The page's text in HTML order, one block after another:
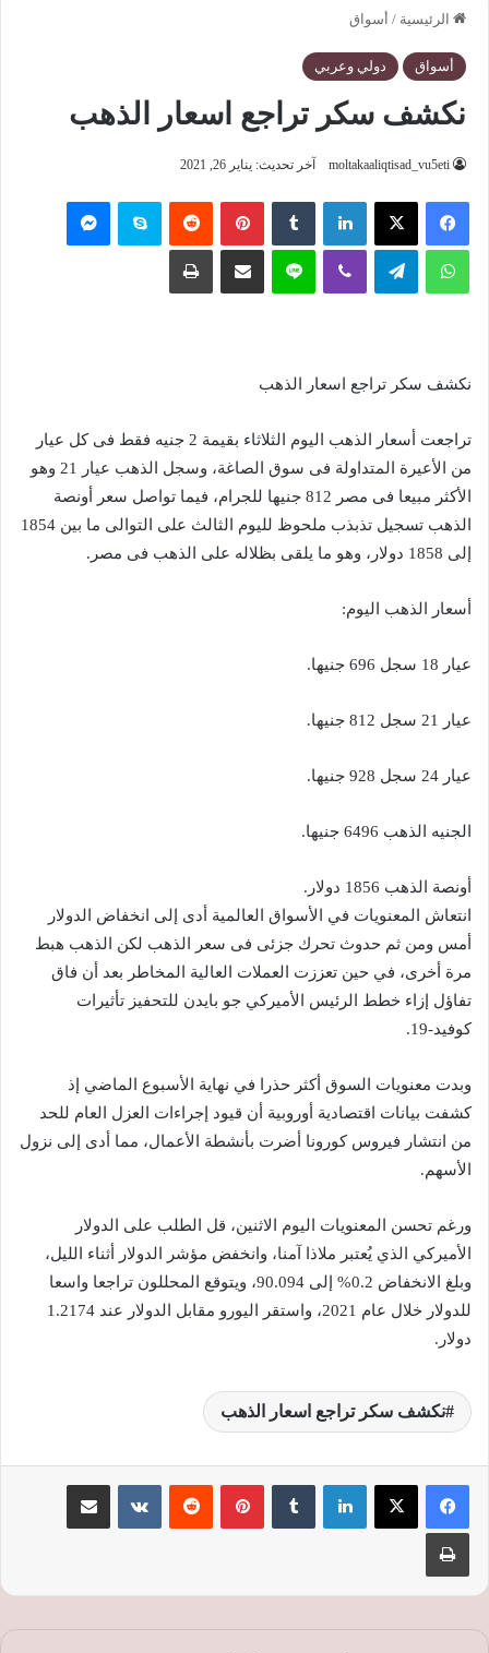
الرئيسية / أسواق
أسواق دولي وعربي
نكشف سكر تراجع اسعار الذهب
moltakaaliqtisad_vu5eti آخر تحديث: يناير 26, 2021
فيسبوك ‫X لينكدإن بينتيريست سكايب
واتساب تيلقرام لاين
نكشف سكر تراجع اسعار الذهب
تراجعت أسعار الذهب اليوم الثلاثاء بقيمة 2 جنيه فقط فى كل عيار
من الأعيرة المتداولة فى سوق الصاغة، وسجل الذهب عيار 21 وهو
الأكثر مبيعا فى مصر 812 جنيها للجرام، فيما تواصل سعر أونصة
الذهب تسجيل تذبذب ملحوظ لليوم الثالث على التوالى ما بين 1854
إلى 1858 دولار، وهو ما يلقى بظلاله على الذهب فى مصر.
أسعار الذهب اليوم:
عيار 18 سجل 696 جنيها.
عيار 21 سجل 812 جنيها.
عيار 24 سجل 928 جنيها.
الجنيه الذهب 6496 جنيها.
أونصة الذهب 1856 دولار.
انتعاش المعنويات في الأسواق العالمية أدى إلى انخفاض الدولار
أمس ومن ثم حدوث تحرك جزئى فى سعر الذهب لكن الذهب هبط
مرة أخرى، في حين تعززت العملات العالية المخاطر بعد أن فاق
تفاؤل إزاء خطط الرئيس الأميركي جو بايدن للتحفيز تأثيرات
كوفيد-19.
وبدت معنويات السوق أكثر حذرا في نهاية الأسبوع الماضي إذ
كشفت بيانات اقتصادية أوروبية أن قيود إجراءات العزل العام للحد
من انتشار فيروس كورونا أضرت بأنشطة الأعمال، مما أدى إلى نزول
الأسهم.
ورغم تحسن المعنويات اليوم الاثنين، قل الطلب على الدولار
الأميركي الذي يُعتبر ملاذا آمنا، وانخفض مؤشر الدولار أثناء الليل،
وبلغ الانخفاض 0.2% إلى 90.094، ويتوقع المحللون تراجعا واسعا
للدولار خلال عام 2021، واستقر اليورو مقابل الدولار عند 1.2174
دولار.
نكشف سكر تراجع اسعار الذهب
لينكدإن بينتيريست